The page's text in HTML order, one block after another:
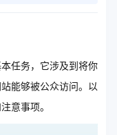
任务，它涉及到将你
能够被公众访问。以
意事项。